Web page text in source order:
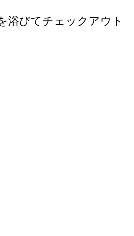
浴びてチェックアウト